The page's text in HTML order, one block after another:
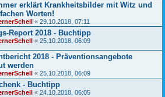
erklärt Krankheitsbilder mit Witz und
Worten!
« 29.10.2018, 07:11
Report 2018 - Buchtipp
« 25.10.2018, 06:09
2018 - Präventionsangebote
werden
« 25.10.2018, 06:09
- Buchtipp
« 24.10.2018, 06:05